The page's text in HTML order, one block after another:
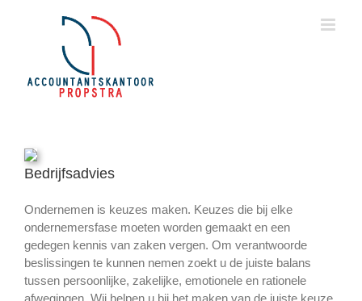
Bedrijfsadvies
Ondernemen is keuzes maken. Keuzes die bij elke
ondernemersfase moeten worden gemaakt en een
gedegen kennis van zaken vergen. Om verantwoorde
beslissingen te kunnen nemen zoekt u de juiste balans
tussen persoonlijke, zakelijke, emotionele en rationele
afwegingen. Wij helpen u bij het maken van de juiste keuze.